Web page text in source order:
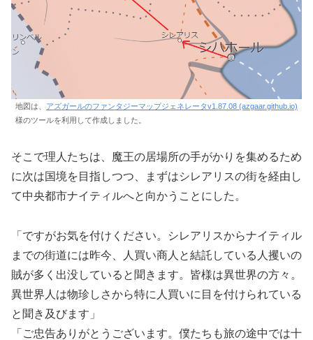
地図は、 アズガールのファンタジーマップジェネレータv1.87.08 (azgaar.github.io)
様のツールを利用して作成しました。
そこで理人たちは、魔王の居場所の手がかりを集めるため
に次は国境を目指しつつ、まずはシレアリスの街を経由し
て中央都市ナイティルへと向かうことにした。
「ですがお気を付けください。シレアリスからナイティル
までの街道には昨今、人買い商人と結託している人攫いの
賊が多く出没していると聞きます。皆様は異世界の方々。
異世界人は物珍しさから特に人買いに目を付けられている
と聞き及びます」
「ご忠告ありがとうございます。僕たちも旅の途中では十